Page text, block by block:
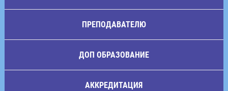
ПРЕПОДАВАТЕЛЮ
ДОП ОБРАЗОВАНИЕ
АККРЕДИТАЦИЯ